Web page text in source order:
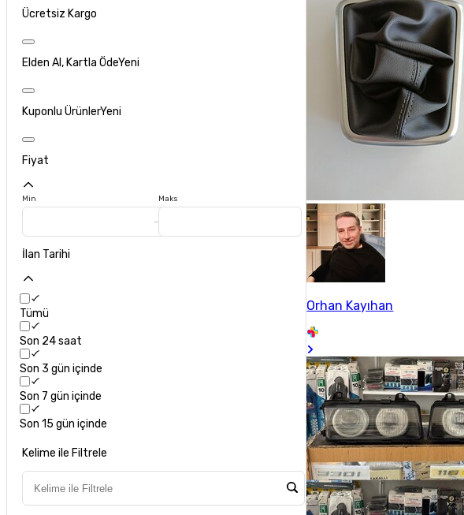
Ücretsiz Kargo
Elden Al, Kartla ÖdeYeni
Kuponlu ÜrünlerYeni
Fiyat
Min Maks
İlan Tarihi
Tümü
Son 24 saat
Son 3 gün içinde
Son 7 gün içinde
Son 15 gün içinde
Kelime ile Filtrele
Orhan Kayıhan